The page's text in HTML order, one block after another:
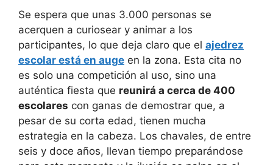
Se espera que unas 3.000 personas se
acerquen a curiosear y animar a los
participantes, lo que deja claro que el ajedrez
escolar está en auge en la zona. Esta cita no
es solo una competición al uso, sino una
auténtica fiesta que reunirá a cerca de 400
escolares con ganas de demostrar que, a
pesar de su corta edad, tienen mucha
estrategia en la cabeza. Los chavales, de entre
seis y doce años, llevan tiempo preparándose